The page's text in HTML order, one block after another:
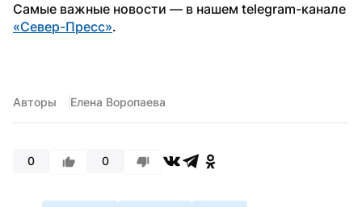
«Север-Пресс».
Авторы Елена Воропаева
0 0